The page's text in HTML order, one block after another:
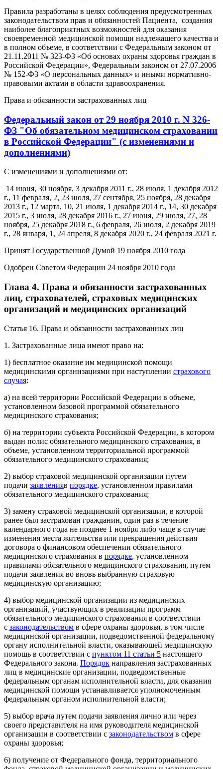
Правила разработаны в целях соблюдения предусмотренных
законодательством прав и обязанностей Пациента, создания
наиболее благоприятных возможностей для оказания
своевременной медицинской помощи надлежащего качества и
в полном объеме, в соответствии с Федеральным законом от
21.11.2011 № 323-ФЗ «Об основах охраны здоровья граждан в
Российской Федерации», Федеральным законом от 27.07.2006
№ 152-ФЗ «О персональных данных» и иными нормативно-
правовыми актами в области здравоохранения.
Права и обязанности застрахованных лиц
Федеральный закон от 29 ноября 2010 г. N 326-
ФЗ "Об обязательном медицинском страховании
в Российской Федерации" (с изменениями и
дополнениями)
С изменениями и дополнениями от:
14 июня, 30 ноября, 3 декабря 2011 г., 28 июля, 1 декабря 2012
г., 11 февраля, 2, 23 июля, 27 сентября, 25 ноября, 28 декабря
2013 г., 12 марта, 10, 21 июля, 1 декабря 2014 г., 14, 30 декабря
2015 г., 3 июля, 28 декабря 2016 г., 27 июня, 29 июля, 27, 28
ноября, 25 декабря 2018 г., 6 февраля, 26 июля, 2 декабря 2019
г., 28 января, 1, 24 апреля, 8 декабря 2020 г., 24 февраля 2021 г.
Принят Государственной Думой 19 ноября 2010 года
Одобрен Советом Федерации 24 ноября 2010 года
Глава 4. Права и обязанности застрахованных
лиц, страхователей, страховых медицинских
организаций и медицинских организаций
Статья 16. Права и обязанности застрахованных лиц
1. Застрахованные лица имеют право на:
1) бесплатное оказание им медицинской помощи
медицинскими организациями при наступлении страхового
случая:
а) на всей территории Российской Федерации в объеме,
установленном базовой программой обязательного
медицинского страхования;
б) на территории субъекта Российской Федерации, в котором
выдан полис обязательного медицинского страхования, в
объеме, установленном территориальной программой
обязательного медицинского страхования;
2) выбор страховой медицинской организации путем
подачи заявленияв порядке, установленном правилами
обязательного медицинского страхования;
3) замену страховой медицинской организации, в которой
ранее был застрахован гражданин, один раз в течение
календарного года не позднее 1 ноября либо чаще в случае
изменения места жительства или прекращения действия
договора о финансовом обеспечении обязательного
медицинского страхования в порядке, установленном
правилами обязательного медицинского страхования, путем
подачи заявления во вновь выбранную страховую
медицинскую организацию;
4) выбор медицинской организации из медицинских
организаций, участвующих в реализации программ
обязательного медицинского страхования в соответствии
с законодательством в сфере охраны здоровья, в том числе
медицинской организации, подведомственной федеральному
органу исполнительной власти, оказывающей медицинскую
помощь в соответствии с пунктом 11 статьи 5 настоящего
Федерального закона. Порядок направления застрахованных
лиц в медицинские организации, подведомственные
федеральным органам исполнительной власти, для оказания
медицинской помощи устанавливается уполномоченным
федеральным органом исполнительной власти;
5) выбор врача путем подачи заявления лично или через
своего представителя на имя руководителя медицинской
организации в соответствии с законодательством в сфере
охраны здоровья;
6) получение от Федерального фонда, территориального